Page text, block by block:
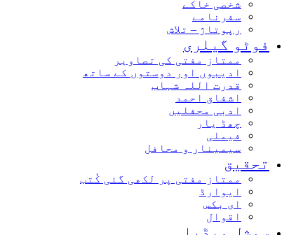
شخصی خاکے
سفرنامے
رپوتاژ – تلاش
فوٹو گیلری
ممتاز مفتی کی تصاویر
ادیبوں اور دوستوں کے ساتھ
قدرت اللہ شہاب
اشفاق احمد
ادبی محفلیں
چھڈ یار
فیملی
سیمینار و محافل
تحقیق
ممتاز مفتی پر لکھی گئی کُتب
ایوارڈ
ای بکس
اقوال